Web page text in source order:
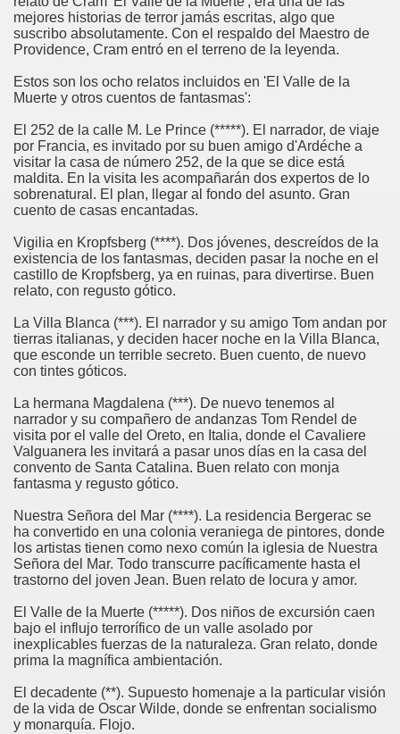
mejores historias de terror jamás escritas, algo que
suscribo absolutamente. Con el respaldo del Maestro de
Providence, Cram entró en el terreno de la leyenda.
Estos son los ocho relatos incluidos en 'El Valle de la
Muerte y otros cuentos de fantasmas':
El 252 de la calle M. Le Prince (*****). El narrador, de viaje
por Francia, es invitado por su buen amigo d'Ardéche a
visitar la casa de número 252, de la que se dice está
maldita. En la visita les acompañarán dos expertos de lo
sobrenatural. El plan, llegar al fondo del asunto. Gran
cuento de casas encantadas.
Vigilia en Kropfsberg (****). Dos jóvenes, descreídos de la
existencia de los fantasmas, deciden pasar la noche en el
castillo de Kropfsberg, ya en ruinas, para divertirse. Buen
relato, con regusto gótico.
La Villa Blanca (***). El narrador y su amigo Tom andan por
tierras italianas, y deciden hacer noche en la Villa Blanca,
que esconde un terrible secreto. Buen cuento, de nuevo
con tintes góticos.
La hermana Magdalena (***). De nuevo tenemos al
narrador y su compañero de andanzas Tom Rendel de
visita por el valle del Oreto, en Italia, donde el Cavaliere
Valguanera les invitará a pasar unos días en la casa del
convento de Santa Catalina. Buen relato con monja
fantasma y regusto gótico.
Nuestra Señora del Mar (****). La residencia Bergerac se
ha convertido en una colonia veraniega de pintores, donde
los artistas tienen como nexo común la iglesia de Nuestra
Señora del Mar. Todo transcurre pacíficamente hasta el
trastorno del joven Jean. Buen relato de locura y amor.
El Valle de la Muerte (*****). Dos niños de excursión caen
bajo el influjo terrorífico de un valle asolado por
inexplicables fuerzas de la naturaleza. Gran relato, donde
prima la magnífica ambientación.
El decadente (**). Supuesto homenaje a la particular visión
de la vida de Oscar Wilde, donde se enfrentan socialismo
y monarquía. Flojo.